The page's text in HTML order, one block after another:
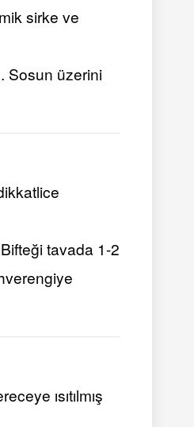
sirke ve
Sosun üzerini
tavada 1-2
ısıtılmış